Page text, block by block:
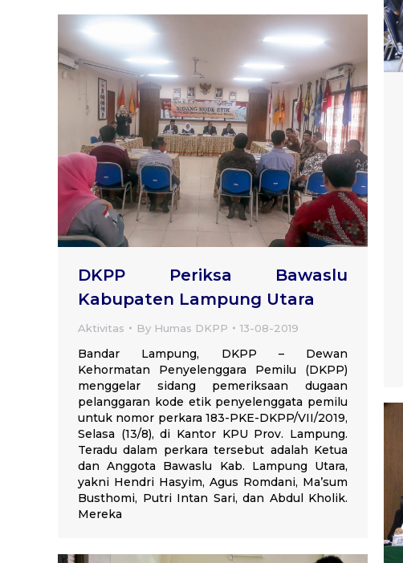
DKPP Periksa Bawaslu
Kabupaten Lampung Utara
Aktivitas By Humas DKPP 13-08-2019
Bandar Lampung, DKPP – Dewan
Kehormatan Penyelenggara Pemilu (DKPP)
menggelar sidang pemeriksaan dugaan
pelanggaran kode etik penyelenggata pemilu
untuk nomor perkara 183-PKE-DKPP/VII/2019,
Selasa (13/8), di Kantor KPU Prov. Lampung.
Teradu dalam perkara tersebut adalah Ketua
dan Anggota Bawaslu Kab. Lampung Utara,
yakni Hendri Hasyim, Agus Romdani, Ma’sum
Busthomi, Putri Intan Sari, dan Abdul Kholik.
Mereka